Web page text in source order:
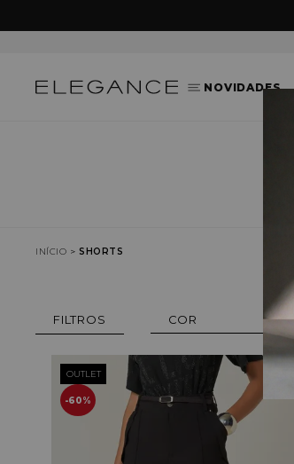
NOVIDADES
INÍCIO SHORTS
COR
60%
OUTLET